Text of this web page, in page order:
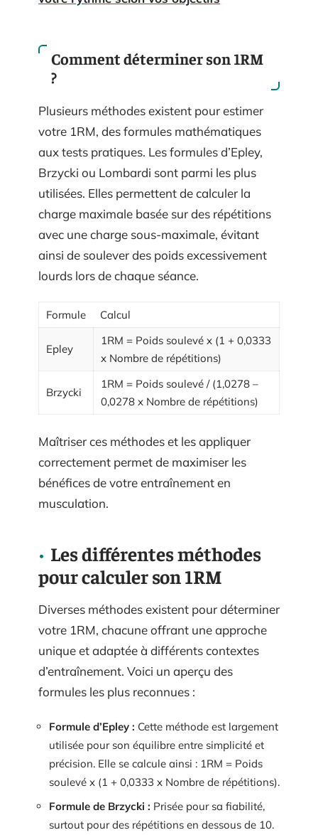
Comment déterminer son 1RM
?
Plusieurs méthodes existent pour estimer
votre 1RM, des formules mathématiques
aux tests pratiques. Les formules d’Epley,
Brzycki ou Lombardi sont parmi les plus
utilisées. Elles permettent de calculer la
charge maximale basée sur des répétitions
avec une charge sous-maximale, évitant
ainsi de soulever des poids excessivement
lourds lors de chaque séance.
Formule Calcul
Epley
1RM = Poids soulevé x (1 + 0,0333
x Nombre de répétitions)
Brzycki
1RM = Poids soulevé / (1,0278 –
0,0278 x Nombre de répétitions)
Maîtriser ces méthodes et les appliquer
correctement permet de maximiser les
bénéfices de votre entraînement en
musculation.
Les différentes méthodes
pour calculer son 1RM
Diverses méthodes existent pour déterminer
votre 1RM, chacune offrant une approche
unique et adaptée à différents contextes
d’entraînement. Voici un aperçu des
formules les plus reconnues :
Formule d’Epley : Cette méthode est largement
utilisée pour son équilibre entre simplicité et
précision. Elle se calcule ainsi : 1RM = Poids
soulevé x (1 + 0,0333 x Nombre de répétitions).
Formule de Brzycki : Prisée pour sa fiabilité,
surtout pour des répétitions en dessous de 10.